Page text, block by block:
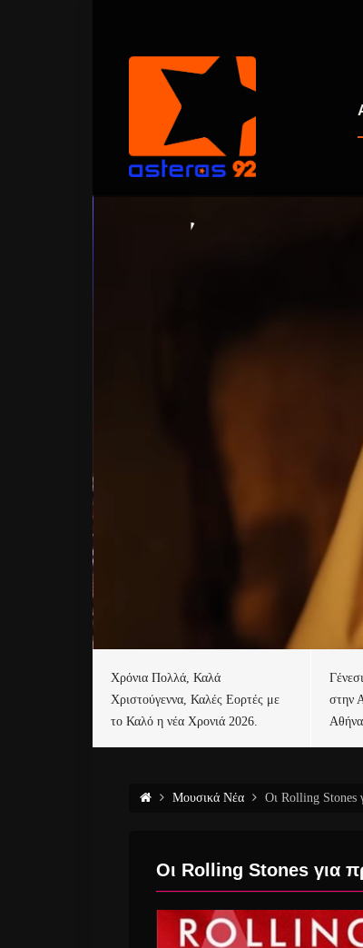
Χρόνια Πολλά, Καλά
Χριστούγεννα, Καλές Εορτές με
το Καλό η νέα Χρονιά 2026.
στην
Αθήνα
Μουσικά Νέα Οι Rolling Stones
Οι Rolling Stones για